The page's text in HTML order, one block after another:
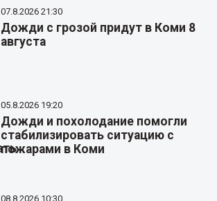
07.8.2026 21:30
Дожди с грозой придут в Коми 8
августа
05.8.2026 19:20
Дожди и похолодание помогли
стабилизировать ситуацию с
пожарами в Коми
08.8.2026 10:30